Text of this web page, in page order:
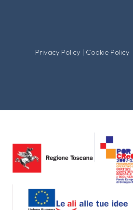
Privacy Policy | Cookie Policy